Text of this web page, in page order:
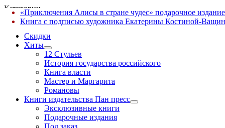
Категории
Скидки
Хиты
12 Стульев
История государства российского
Книга власти
Мастер и Маргарита
Романовы
Книги издательства Пан пресс
Эксклюзивные книги
Подарочные издания
Под заказ
«Приключения Алисы в стране чудес» подарочное издание
Книга с подписью художника Екатерины Костиной-